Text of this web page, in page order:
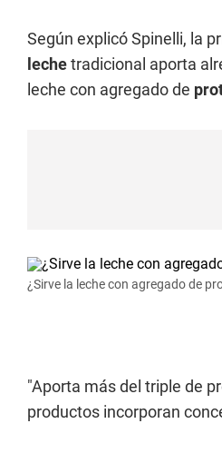
Según explicó Spinelli, la
lechetradicional aporta
leche con agregado de
¿Sirve la leche con agregado de
"Aporta más del triple de
productos incorporan